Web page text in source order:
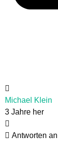
Michael Klein
3 Jahre her
Antworten an